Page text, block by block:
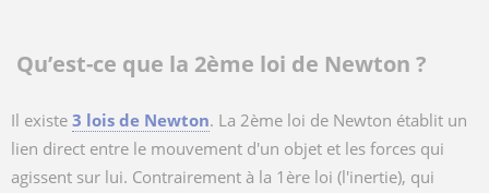
Qu’est-ce que la 2ème loi de Newton ?
Il existe 3 lois de Newton. La 2ème loi de Newton établit un
lien direct entre le mouvement d'un objet et les forces qui
agissent sur lui. Contrairement à la 1ère loi (l'inertie), qui